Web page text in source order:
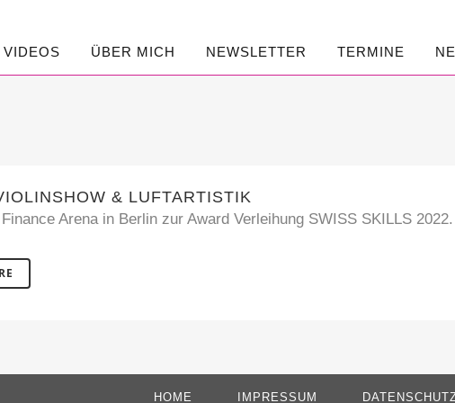
VIDEOS ÜBER MICH NEWSLETTER TERMINE
& LUFTARTISTIK
Arena in Berlin zur Award Verleihung SWISS SKILLS
HOME IMPRESSUM